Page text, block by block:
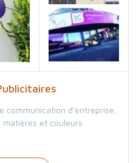
communication d'entreprise,
et couleurs.